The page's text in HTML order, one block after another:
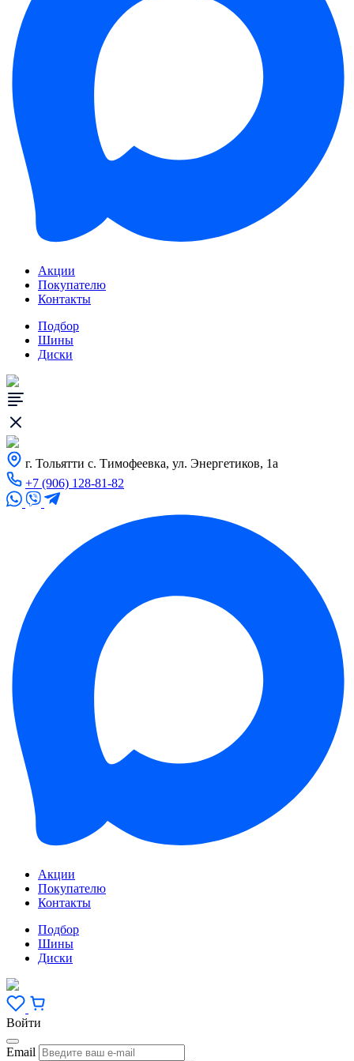
Акции
Покупателю
Контакты
Подбор
Шины
Диски
г. Тольятти с. Тимофеевка, ул. Энергетиков, 1а
+7 (906) 128-81-82
Акции
Покупателю
Контакты
Подбор
Шины
Диски
Войти
Email